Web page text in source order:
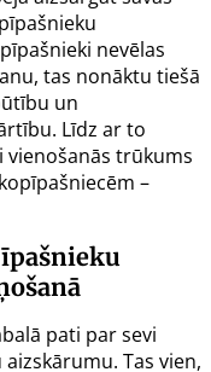
nevēlas
tas nonāktu tiešā
un
Līdz ar to
vienošanās trūkums
–
īpašnieku
pati par sevi
Tas vien,